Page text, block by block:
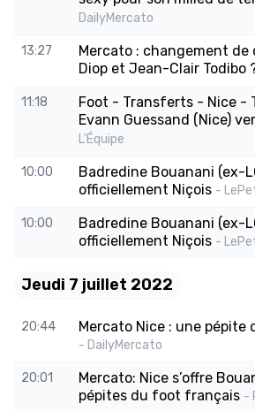
DailyMercato
13:27
Mercato : changement de
Diop et Jean-Clair Todibo
11:18
Foot - Transferts - Nice -
Evann Guessand (Nice)
L'Équipe
10:00
Badredine Bouanani (ex-
officiellement Niçois -
10:00
Badredine Bouanani (ex-
officiellement Niçois -
Jeudi 7 juillet 2022
20:44 Mercato Nice : une pépite
- DailyMercato
20:01
Mercato: Nice s’offre
pépites du foot français -